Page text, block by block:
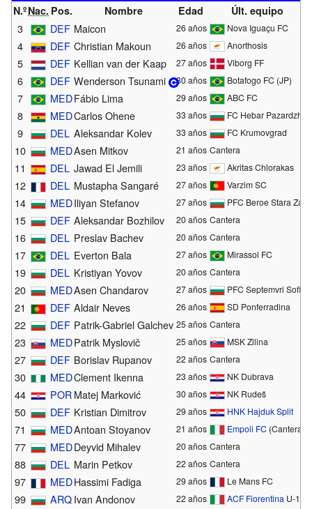
N.ºNac. Pos. Nombre Edad Últ. equipo
3 DEF Maicon 26 años Nova Iguaçu FC
4 DEF Christian Makoun 26 años Anorthosis
5 DEF Kellian van der Kaap 27 años Viborg FF
6 DEF Wenderson Tsunami 30 años Botafogo FC (JP)
7 MEDFábio Lima 29 años ABC FC
8 MEDCarlos Ohene 33 años FC Hebar Pazardzhik
9 DEL Aleksandar Kolev 33 años FC Krumovgrad
10 MEDAsen Mitkov 21 años Cantera
11 DEL Jawad El Jemili 23 años Akritas Chlorakas
12 DEL Mustapha Sangaré 27 años Varzim SC
14 MEDIliyan Stefanov 27 años PFC Beroe Stara
15 DEF Aleksandar Bozhilov 20 años Cantera
16 DEL Preslav Bachev 20 años Cantera
17 DEL Everton Bala 27 años Mirassol FC
19 DEL Kristiyan Yovov 20 años Cantera
20 MEDAsen Chandarov 27 años PFC Septemvri Sofia
21 DEF Aldair Neves 26 años SD Ponferradina
22 DEF Patrik-Gabriel Galchev 25 años Cantera
23 MEDPatrik Myslovič 25 años MSK Zilina
27 DEF Borislav Rupanov 22 años Cantera
30 MEDClement Ikenna 23 años NK Dubrava
44 PORMatej Marković 30 años NK Rudeš
50 DEF Kristian Dimitrov 29 años HNK Hajduk Split
71 MEDAntoan Stoyanov 21 años Empoli FC (Cantera)
77 MEDDeyvid Mihalev 20 años Cantera
88 DEL Marin Petkov 22 años Cantera
97 MEDHassimi Fadiga 29 años Le Mans FC
99 ARQIvan Andonov 22 años ACF Fiorentina U-19